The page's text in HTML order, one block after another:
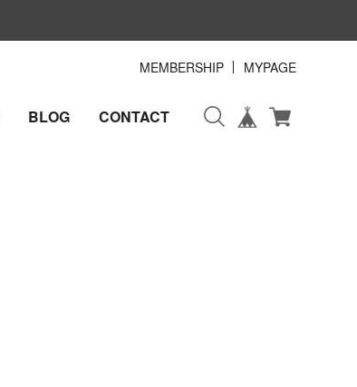
BLOG CONTACT
MEMBERSHIP MYPAGE